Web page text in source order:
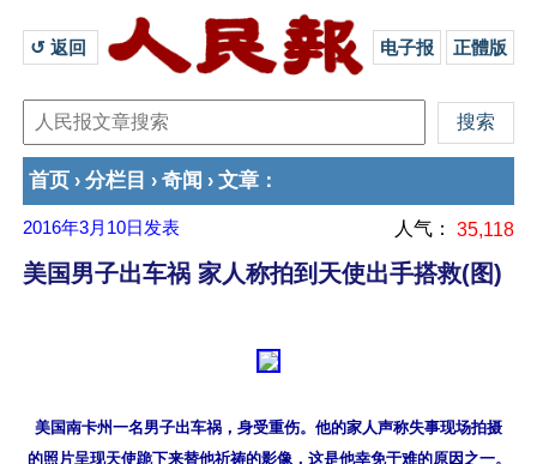
↺ 返回 电子报 正體版
首页 › 分栏目 › 奇闻 › 文章 ：
2016年3月10日 发表 人气： 35,118
美国男子出车祸 家人称拍到天使出手搭救(图)
美国南卡州一名男子出车祸，身受重伤。他的家人声称失事现场拍摄